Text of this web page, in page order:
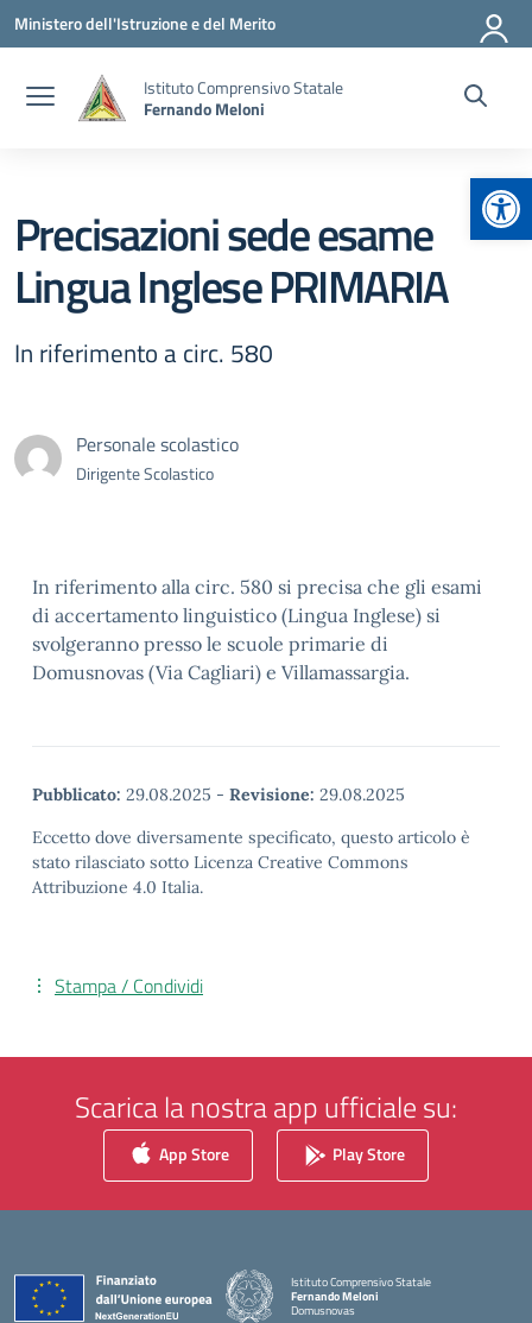
Vai ai contenuti
Vai al menu di navigazione
Vai al footer
Ministero dell'Istruzione e del Merito
Istituto Comprensivo Statale
Fernando Meloni
Precisazioni sede esame
Lingua Inglese PRIMARIA
In riferimento a circ. 580
Personale scolastico
Dirigente Scolastico
In riferimento alla circ. 580 si precisa che gli esami
di accertamento linguistico (Lingua Inglese) si
svolgeranno presso le scuole primarie di
Domusnovas (Via Cagliari) e Villamassargia.
Pubblicato: 29.08.2025 - Revisione: 29.08.2025
Eccetto dove diversamente specificato, questo articolo è
stato rilasciato sotto Licenza Creative Commons
Attribuzione 4.0 Italia.
Stampa / Condividi
Scarica la nostra app ufficiale su:
App Store Play Store
Istituto Comprensivo Statale
Fernando Meloni
Domusnovas